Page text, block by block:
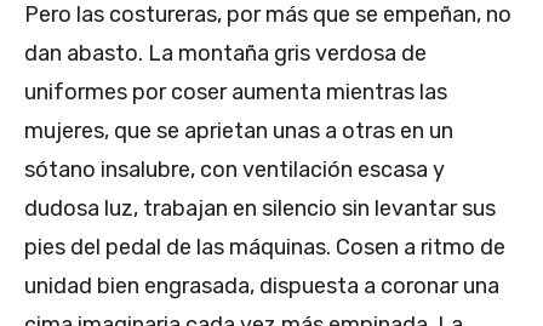
Pero las costureras, por más que se empeñan, no
dan abasto. La montaña gris verdosa de
uniformes por coser aumenta mientras las
mujeres, que se aprietan unas a otras en un
sótano insalubre, con ventilación escasa y
dudosa luz, trabajan en silencio sin levantar sus
pies del pedal de las máquinas. Cosen a ritmo de
unidad bien engrasada, dispuesta a coronar una